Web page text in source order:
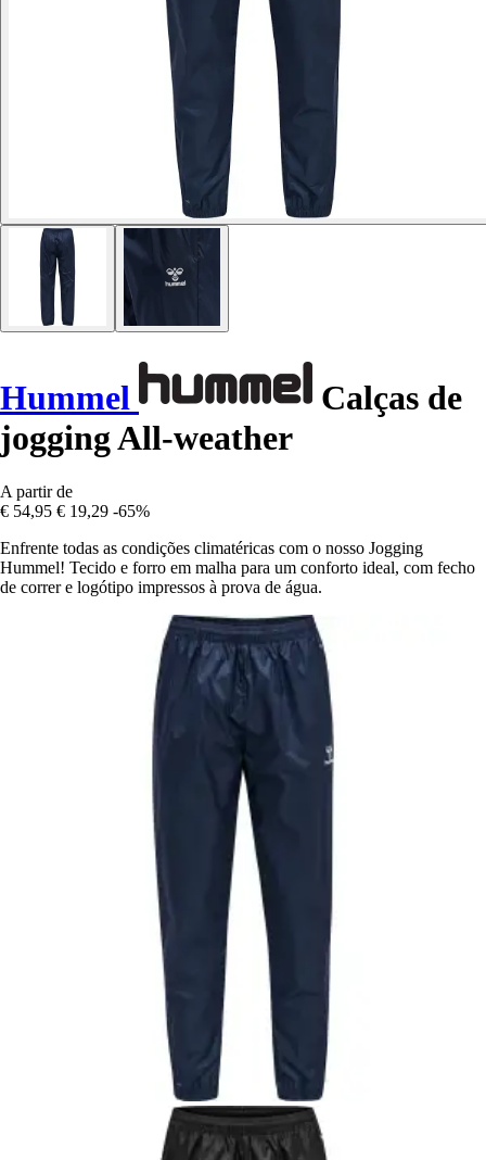
Hummel
Calças de
jogging All-weather
A partir de
€ 54,95 € 19,29 -65%
Enfrente todas as condições climatéricas com o nosso Jogging
Hummel! Tecido e forro em malha para um conforto ideal, com fecho
de correr e logótipo impressos à prova de água.